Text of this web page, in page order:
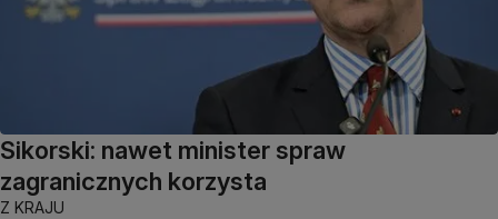
Sikorski: nawet minister spraw
zagranicznych korzysta
Z KRAJU